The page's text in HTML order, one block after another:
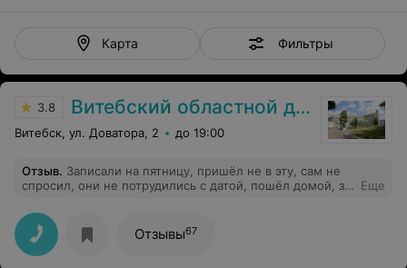
Карта Фильтры
3.8 Витебский областной диагностический центр
Витебск, ул. Доватора, 2 до 19:00
Отзыв. Записали на пятницу, пришёл не в эту, сам не
спросил, они не потрудились с датой, пошёл домой, за
запись на неделю вперёд. Не понравилось.
Еще
Отзывы67